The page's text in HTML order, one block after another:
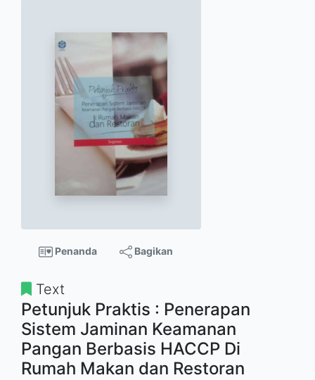
Penanda Bagikan
Text
Petunjuk Praktis : Penerapan
Sistem Jaminan Keamanan
Pangan Berbasis HACCP Di
Rumah Makan dan Restoran